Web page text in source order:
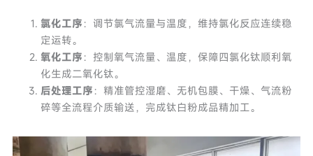
氯化工序 ：调节氯气流量与温度，维持氯化反应连续稳
定运转。
氧化工序 ：控制氧气流量、温度，保障四氯化钛顺利氧
化生成二氧化钛。
后处理工序 ：精准管控湿磨、无机包膜、干燥、气流粉
碎等全流程介质输送，完成钛白粉成品精加工。